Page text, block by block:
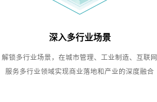
深入多行业场景
解锁多行业场景，在城市管理、工业制造、互联网
服务多行业领域实现商业落地和产业的深度融合